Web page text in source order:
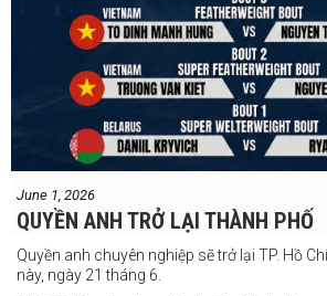
June 1, 2026
QUYỀN ANH TRỞ LẠI THÀNH PHỐ
Quyền anh chuyên nghiệp sẽ trở lại TP. Hồ
này, ngày 21 tháng 6.